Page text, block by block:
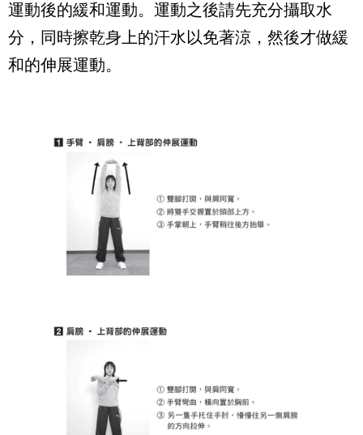
運動後的緩和運動。運動之後請先充分攝取水
分，同時擦乾身上的汗水以免著涼，然後才做緩
和的伸展運動。